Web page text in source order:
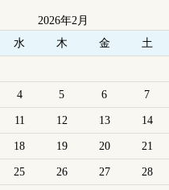
2026年2月
水 木 金 土
4 5 6 7
11 12 13 14
18 19 20 21
25 26 27 28